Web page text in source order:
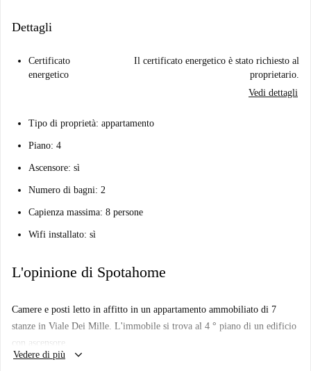
Dettagli
Certificato
energetico
Il certificato energetico è stato richiesto al
proprietario.
Vedi dettagli
Tipo di proprietà: appartamento
Piano: 4
Ascensore: sì
Numero di bagni: 2
Capienza massima: 8 persone
Wifi installato: sì
L'opinione di Spotahome
Camere e posti letto in affitto in un appartamento ammobiliato di 7
stanze in Viale Dei Mille. L'immobile si trova al 4 ° piano di un edificio
con ascensore.
Vedere di più
keyboard_arrow_down